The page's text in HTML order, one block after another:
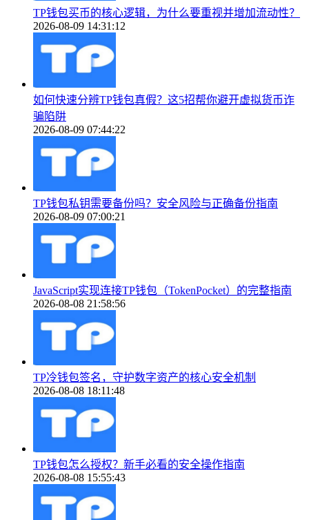
TP钱包买币的核心逻辑，为什么要重视并增加流动性？
2026-08-09 14:31:12
如何快速分辨TP钱包真假？这5招帮你避开虚拟货币诈
骗陷阱
2026-08-09 07:44:22
TP钱包私钥需要备份吗？安全风险与正确备份指南
2026-08-09 07:00:21
JavaScript实现连接TP钱包（TokenPocket）的完整指南
2026-08-08 21:58:56
TP冷钱包签名，守护数字资产的核心安全机制
2026-08-08 18:11:48
TP钱包怎么授权？新手必看的安全操作指南
2026-08-08 15:55:43